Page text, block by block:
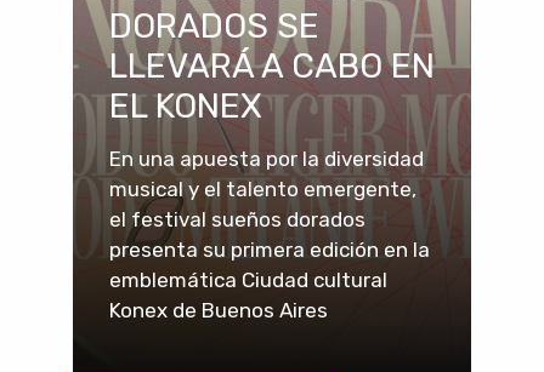
DORADOS SE
LLEVARÁ A CABO EN
EL KONEX
En una apuesta por la diversidad
musical y el talento emergente,
el festival sueños dorados
presenta su primera edición en la
emblemática Ciudad cultural
Konex de Buenos Aires